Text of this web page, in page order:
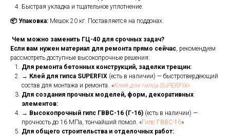
Быстрая укладка и тщательное уплотнение.
📦 Упаковка: Мешок 20 кг. Поставляется на поддонах.
Чем можно заменить ГЦ-40 для срочных задач?
Если вам нужен материал для ремонта прямо сейчас, рекомендуем
рассмотреть доступные высокопрочные решения:
Для ремонта бетонных конструкций, заделки трещин:
→ Клей для гипса SUPERFIX (есть в наличии) — быстротвердеющий
состав для монтажа и ремонта. «Клей для гипса SUPERFIX»
Для создания прочных моделей, форм, декоративных
элементов:
→ Высокопрочный гипс ГВВС-16 (Г-16) (есть в наличии) —
прочность до 16 МПа, тончайший помол. «Гипс ГВВС-16»
Для общего строительства и отделочных работ: